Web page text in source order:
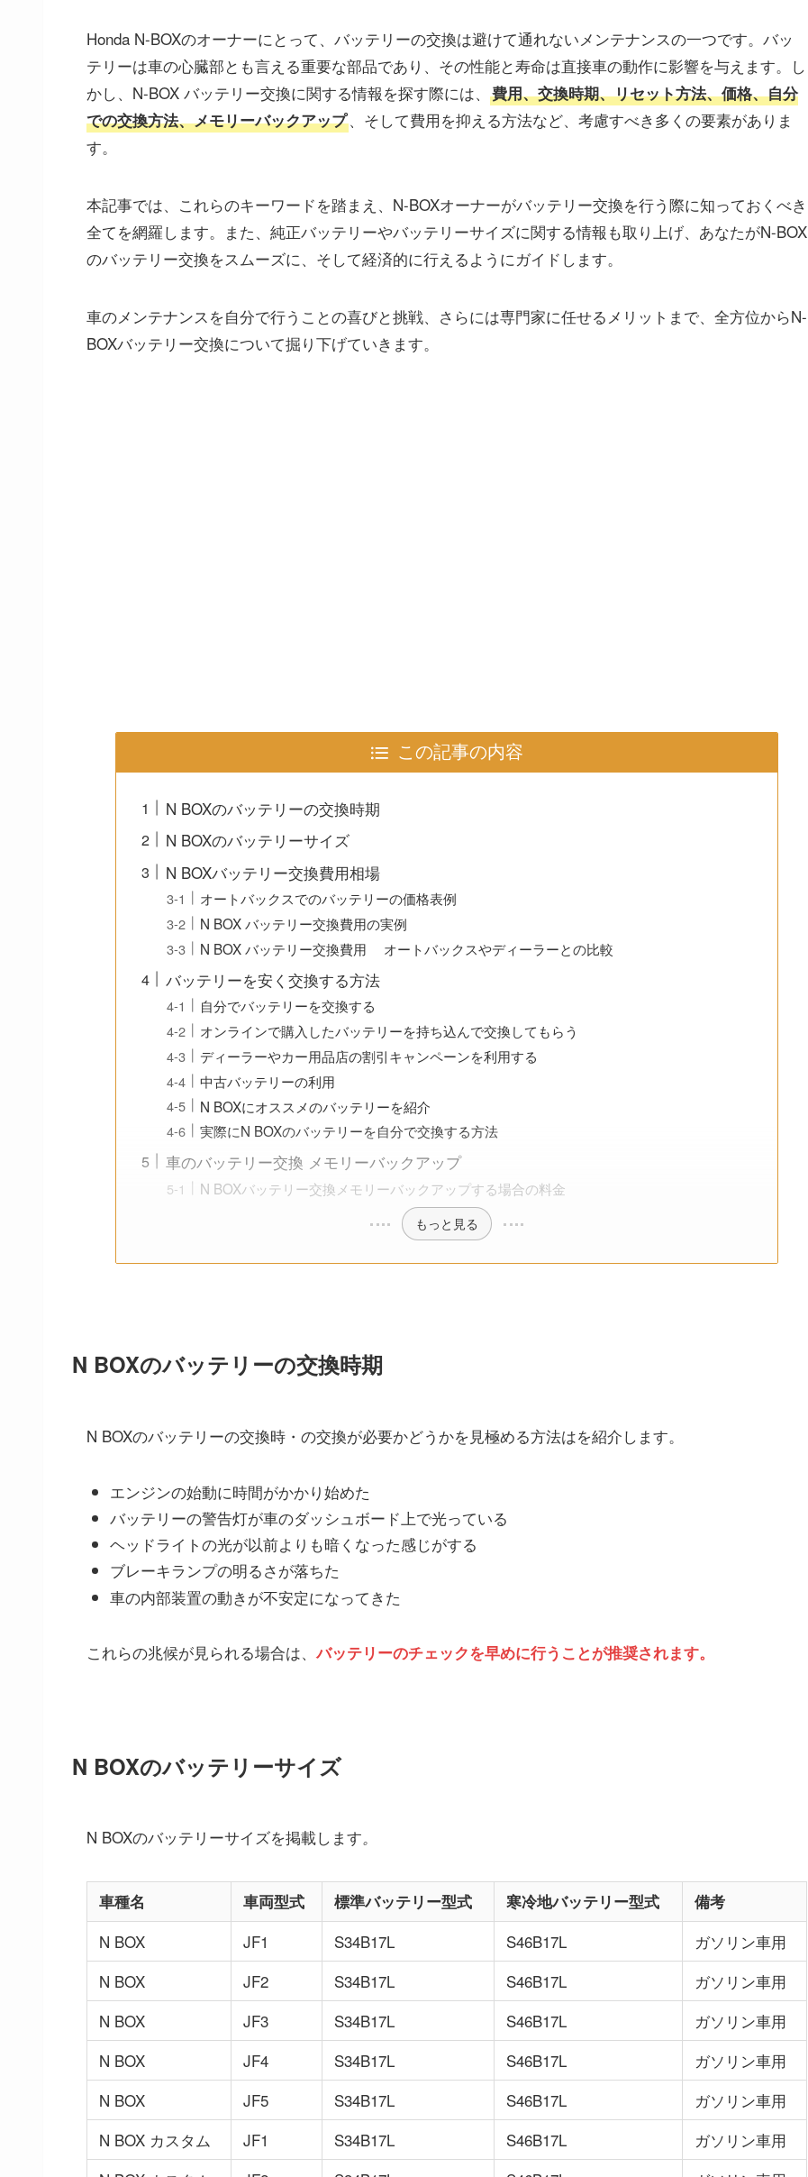
Honda N-BOXのオーナーにとって、バッテリーの交換は避けて通れないメンテナンスの一つです。バッ
テリーは車の心臓部とも言える重要な部品であり、その性能と寿命は直接車の動作に影響を与えます。し
かし、N-BOX バッテリー交換に関する情報を探す際には、
費用、交換時期、リセット方法、価格、自分
での交換方法、メモリーバックアップ、そして費用を抑える方法など、考慮すべき多くの要素がありま
す。
本記事では、これらのキーワードを踏まえ、N-BOXオーナーがバッテリー交換を行う際に知っておくべき
全てを網羅します。また、純正バッテリーやバッテリーサイズに関する情報も取り上げ、あなたがN-BOX
のバッテリー交換をスムーズに、そして経済的に行えるようにガイドします。
車のメンテナンスを自分で行うことの喜びと挑戦、さらには専門家に任せるメリットまで、全方位からN-
BOXバッテリー交換について掘り下げていきます。
この記事の内容
N BOXのバッテリーの交換時期
N BOXのバッテリーサイズ
N BOXバッテリー交換費用相場
オートバックスでのバッテリーの価格表例
N BOX バッテリー交換費用の実例
N BOX バッテリー交換費用 オートバックスやディーラーとの比較
バッテリーを安く交換する方法
自分でバッテリーを交換する
オンラインで購入したバッテリーを持ち込んで交換してもらう
ディーラーやカー用品店の割引キャンペーンを利用する
中古バッテリーの利用
N BOXにオススメのバッテリーを紹介
実際にN BOXのバッテリーを自分で交換する方法
車のバッテリー交換 メモリーバックアップ
N BOXバッテリー交換メモリーバックアップする場合の料金
もっと見る
N BOXのバッテリーの交換時期
N BOXのバッテリーの交換時・の交換が必要かどうかを見極める方法はを紹介します。
エンジンの始動に時間がかかり始めた
バッテリーの警告灯が車のダッシュボード上で光っている
ヘッドライトの光が以前よりも暗くなった感じがする
ブレーキランプの明るさが落ちた
車の内部装置の動きが不安定になってきた
これらの兆候が見られる場合は、バッテリーのチェックを早めに行うことが推奨されます。
N BOXのバッテリーサイズ
N BOXのバッテリーサイズを掲載します。
車種名 車両型式 標準バッテリー型式 寒冷地バッテリー型式 備考
N BOX JF1 S34B17L S46B17L
ガソリン車用
N BOX
JF2 S34B17L S46B17L
ガソリン車用
N BOX
JF3 S34B17L S46B17L
ガソリン車用
N BOX
JF4 S34B17L S46B17L
ガソリン車用
N BOX
JF5 S34B17L S46B17L
ガソリン車用
N BOX カスタム
JF1 S34B17L S46B17L
ガソリン車用